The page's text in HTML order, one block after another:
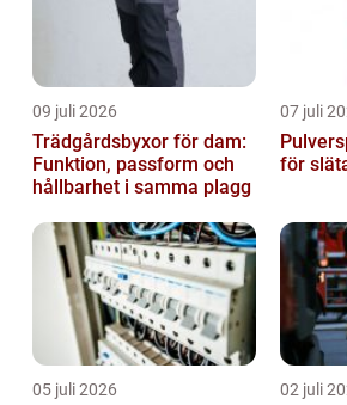
09 juli 2026
Trädgårdsbyxor för dam:
Funktion, passform och
hållbarhet i samma plagg
07 juli
för
05 juli 2026 02 juli